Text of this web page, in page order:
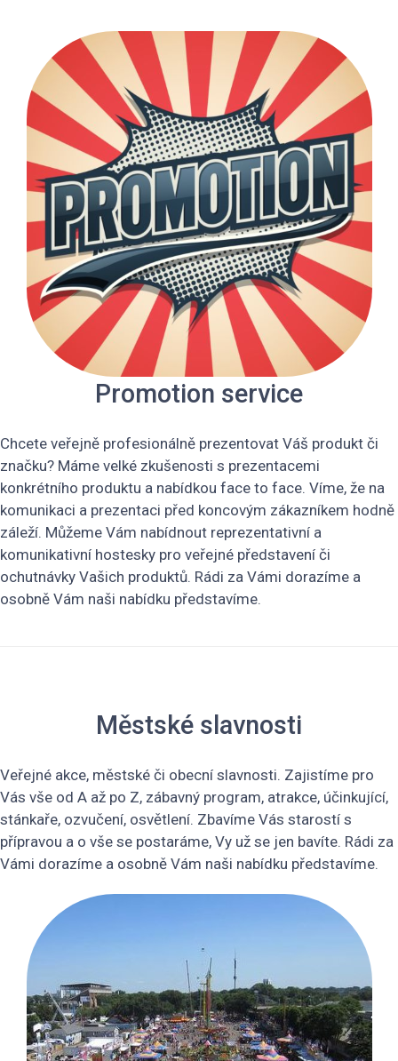
Promotion service
Chcete veřejně profesionálně prezentovat Váš produkt či
značku? Máme velké zkušenosti s prezentacemi
konkrétního produktu a nabídkou face to face. Víme, že na
komunikaci a prezentaci před koncovým zákazníkem hodně
záleží. Můžeme Vám nabídnout reprezentativní a
komunikativní hostesky pro veřejné představení či
ochutnávky Vašich produktů. Rádi za Vámi dorazíme a
osobně Vám naši nabídku představíme.
Městské slavnosti
Veřejné akce, městské či obecní slavnosti. Zajistíme pro
Vás vše od A až po Z, zábavný program, atrakce, účinkující,
stánkaře, ozvučení, osvětlení. Zbavíme Vás starostí s
přípravou a o vše se postaráme, Vy už se jen bavíte. Rádi za
Vámi dorazíme a osobně Vám naši nabídku představíme.